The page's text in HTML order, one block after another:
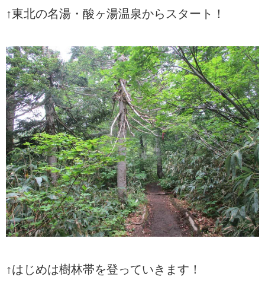
↑東北の名湯・酸ヶ湯温泉からスタート！
↑はじめは樹林帯を登っていきます！